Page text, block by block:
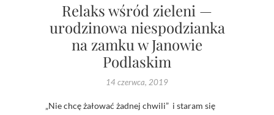
Relaks wśród zieleni —
urodzinowa niespodzianka
na zamku w Janowie
Podlaskim
14 czerwca, 2019
„Nie chcę żałować żadnej chwili” i staram się